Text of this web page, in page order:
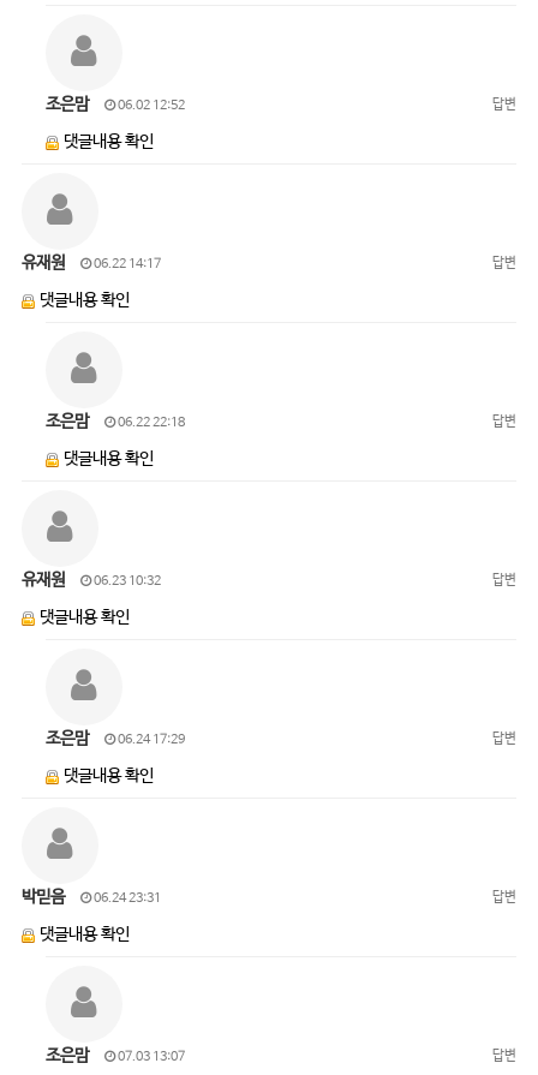
조은맘 06.02 12:52 답변
댓글내용 확인
유재원 06.22 14:17 답변
댓글내용 확인
조은맘 06.22 22:18 답변
댓글내용 확인
유재원 06.23 10:32 답변
댓글내용 확인
조은맘 06.24 17:29 답변
댓글내용 확인
박믿음 06.24 23:31 답변
댓글내용 확인
조은맘 07.03 13:07 답변